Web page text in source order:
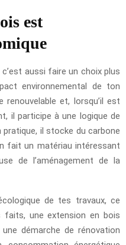
est
aussi faire un choix plus
environnemental de ton
et, lorsqu’il est
il participe à une logique de
il stocke du carbone
fait un matériau intéressant
de l’aménagement de la
de tes travaux, ce
faits, une extension en bois
démarche de rénovation